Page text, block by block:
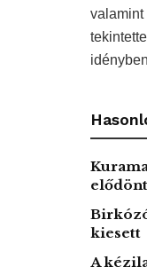
valamint
kiesett
A